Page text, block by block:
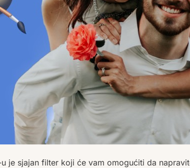
u je sjajan filter koji će vam omogućiti da